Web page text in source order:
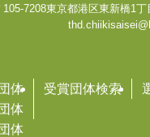
105-7208東京都港区東新橋1
体
体
体
受賞団体検索